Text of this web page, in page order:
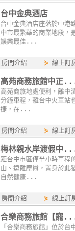
台中金典酒店
台中金典酒店座落於中港
中市最繁華的商業地段，
娛樂最佳...
房間介紹 ⋟線上訂
高苑商務旅館中正
高苑商旅地處便利，離中
分鐘車程，離台中火車站
捷，在...
房間介紹 ⋟線上訂
梅林親水岸渡假中
距台中市區僅半小時車程
山、遠離塵囂，置身於此
自然健康...
房間介紹 ⋟線上訂
合樂商務旅館【寵
「合樂商務旅館」位於台